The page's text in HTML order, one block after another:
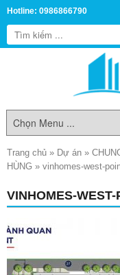
Hotline: 0986866790
Trang chủ » Dự án »
HÙNG » vinhomes-west-
VINHOMES-WEST-